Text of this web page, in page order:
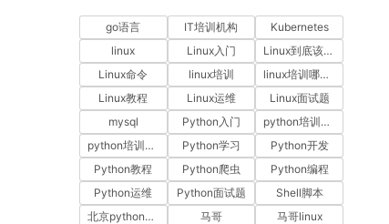
go语言 IT培训机构
Kubernetes
linux
Linux入门
Linux到底该怎样学？
Linux命令
linux培训
linux培训哪家好
Linux教程
Linux运维
Linux面试题
mysql
Python入门
python培训哪家好
python培训排名
Python学习
Python开发
Python教程
Python爬虫
Python编程
Python运维
Python面试题
Shell脚本
北京python培训
马哥
马哥linux